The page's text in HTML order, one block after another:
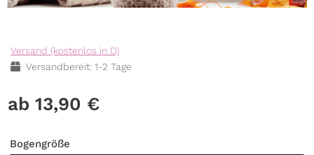
Versand (kostenlos in D)
Versandbereit: 1-2 Tage
13,90 €
Bogengröße